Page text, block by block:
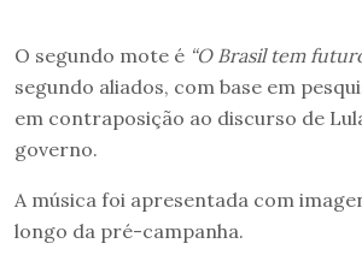
O segundo mote é “O Brasil tem
segundo aliados, com base em
em contraposição ao discurso de
governo.
A música foi apresentada com
longo da pré-campanha.